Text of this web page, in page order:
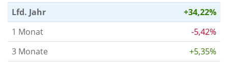
Lfd. Jahr
+34,22%
1 Monat
-5,42%
3 Monate
+5,35%